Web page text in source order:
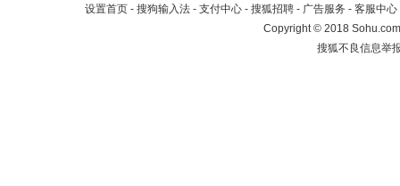
设置首页 - 搜狗输入法 - 支付中心 - 搜狐招聘 - 广告服务 - 客服中心
Copyright©2018
搜狐不良信息举